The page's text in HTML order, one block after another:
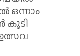
ഒന്നാം
കൂടി